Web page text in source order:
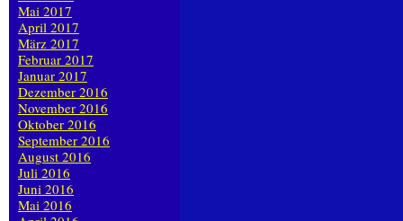
Mai 2017
April 2017
März 2017
Februar 2017
Januar 2017
Dezember 2016
November 2016
Oktober 2016
September 2016
August 2016
Juli 2016
Juni 2016
Mai 2016